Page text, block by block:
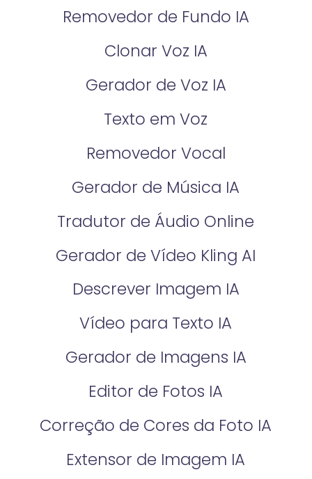
Removedor de Fundo IA
Clonar Voz IA
Gerador de Voz IA
Texto em Voz
Removedor Vocal
Gerador de Música IA
Tradutor de Áudio Online
Gerador de Vídeo Kling AI
Descrever Imagem IA
Vídeo para Texto IA
Gerador de Imagens IA
Editor de Fotos IA
Correção de Cores da Foto IA​
Extensor de Imagem IA